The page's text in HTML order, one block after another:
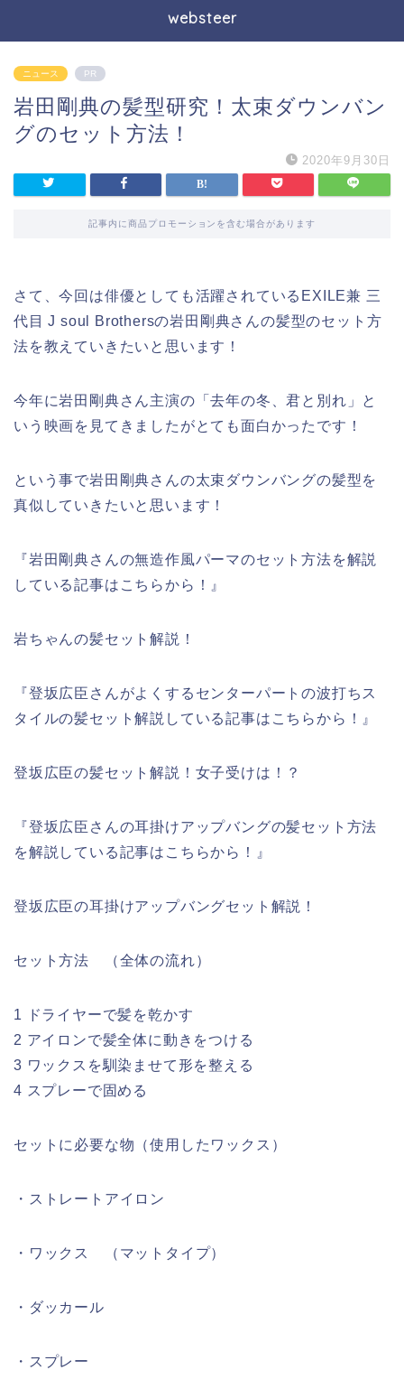
websteer
ニュース PR
岩田剛典の髪型研究！太束ダウンバン
グのセット方法！
2020年9月30日
記事内に商品プロモーションを含む場合があります
さて、今回は俳優としても活躍されているEXILE兼 三
代目 J soul Brothersの岩田剛典さんの髪型のセット方
法を教えていきたいと思います！
今年に岩田剛典さん主演の「去年の冬、君と別れ」と
いう映画を見てきましたがとても面白かったです！
という事で岩田剛典さんの太束ダウンバングの髪型を
真似していきたいと思います！
『岩田剛典さんの無造作風パーマのセット方法を解説
している記事はこちらから！』
岩ちゃんの髪セット解説！
『登坂広臣さんがよくするセンターパートの波打ちス
タイルの髪セット解説している記事はこちらから！』
登坂広臣の髪セット解説！女子受けは！？
『登坂広臣さんの耳掛けアップバングの髪セット方法
を解説している記事はこちらから！』
登坂広臣の耳掛けアップバングセット解説！
セット方法 （全体の流れ）
1 ドライヤーで髪を乾かす
2 アイロンで髪全体に動きをつける
3 ワックスを馴染ませて形を整える
4 スプレーで固める
セットに必要な物（使用したワックス）
・ストレートアイロン
・ワックス （マットタイプ）
・ダッカール
・スプレー